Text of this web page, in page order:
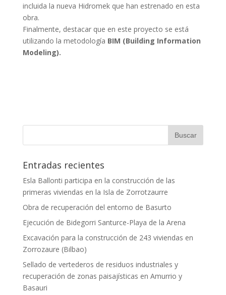
incluida la nueva Hidromek que han estrenado en esta
obra.
Finalmente, destacar que en este proyecto se está
utilizando la metodología BIM (Building Information
Modeling).
Entradas recientes
Esla Ballonti participa en la construcción de las
primeras viviendas en la Isla de Zorrotzaurre
Obra de recuperación del entorno de Basurto
Ejecución de Bidegorri Santurce-Playa de la Arena
Excavación para la construcción de 243 viviendas en
Zorrozaure (Bilbao)
Sellado de vertederos de residuos industriales y
recuperación de zonas paisajísticas en Amurrio y
Basauri